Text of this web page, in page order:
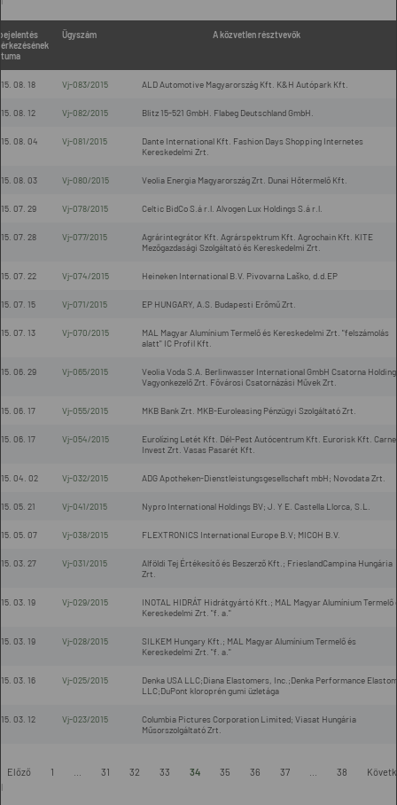
Ügyszám A közvetlen résztvevők
08. 18 Vj-083/2015 ALD Automotive Magyarország Kft. K&H Autópark Kft.
08. 12 Vj-082/2015 Blitz 15-521 GmbH. Flabeg Deutschland GmbH.
08. 04 Vj-081/2015
Dante International Kft. Fashion Days Shopping Internetes
Kereskedelmi Zrt.
08. 03 Vj-080/2015 Veolia Energia Magyarország Zrt. Dunai Hőtermelő Kft.
07. 29 Vj-078/2015 Celtic BidCo S.á r.l. Alvogen Lux Holdings S.á r.l.
07. 28 Vj-077/2015
Agrárintegrátor Kft. Agrárspektrum Kft. Agrochain Kft. KITE
Mezőgazdasági Szolgáltató és Kereskedelmi Zrt.
07. 22 Vj-074/2015 Heineken International B.V. Pivovarna Laško, d.d.EP
07. 15 Vj-071/2015 EP HUNGARY, A.S. Budapesti Erőmű Zrt.
07. 13 Vj-070/2015
MAL Magyar Alumínium Termelő és Kereskedelmi Zrt. "felszámolás
alatt" IC Profil Kft.
06. 29 Vj-065/2015
Veolia Voda S.A. Berlinwasser International GmbH Csatorna Holding
Vagyonkezelő Zrt. Fővárosi Csatornázási Művek Zrt.
06. 17 Vj-055/2015 MKB Bank Zrt. MKB-Euroleasing Pénzügyi Szolgáltató Zrt.
06. 17 Vj-054/2015
Eurolízing Letét Kft. Dél-Pest Autócentrum Kft. Eurorisk Kft.
Invest Zrt. Vasas Pasarét Kft.
04. 02 Vj-032/2015 ADG Apotheken-Dienstleistungsgesellschaft mbH; Novodata Zrt.
05. 21 Vj-041/2015 Nypro International Holdings BV; J. Y E. Castella Llorca, S.L.
05. 07 Vj-038/2015 FLEXTRONICS International Europe B.V; MICOH B.V.
03. 27 Vj-031/2015
Alföldi Tej Értékesítő és Beszerző Kft.; FrieslandCampina Hungária
Zrt.
03. 19 Vj-029/2015
INOTAL HIDRÁT Hidrátgyártó Kft.; MAL Magyar Alumínium Termelő
Kereskedelmi Zrt. "f. a."
03. 19 Vj-028/2015
SILKEM Hungary Kft.; MAL Magyar Alumínium Termelő és
Kereskedelmi Zrt. "f. a."
03. 16 Vj-025/2015
Denka USA LLC;Diana Elastomers, Inc.;Denka Performance
LLC;DuPont kloroprén gumi üzletága
03. 12 Vj-023/2015
Columbia Pictures Corporation Limited; Viasat Hungária
Műsorszolgáltató Zrt.
Előző 1 31 32 33 34 35 36 37 38